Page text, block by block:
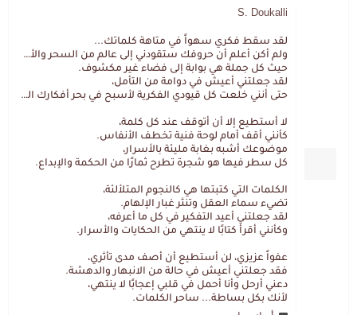
S. Doukalli
لقد سقط فكري سهواً في متاهة كلماتك...
ولم أكن أعلم أن حروفك ستقودني إلى عالم من السحر والألغاز،
حيث كل جملة هي بوابة إلى فضاء غير مكشوف.
لقد جعلتني أعيش في دوامة من التأمل،
حتى أنني خلعت كل قيودي الفكرية لأسبح في بحر أفكارك العميق.
لا أستطيع إلا أن أتوقف عند كل كلمة،
كأنني أقف أمام لوحة فنية تخطف الأنفاس.
موضوعك أشبه بغابة مليئة بالأسرار،
كل سطر فيها هو شجرة تطرح ثمارًا من الحكمة والإبداع.
الكلمات التي كتبتها هي كالنجوم المتلألئة،
تضيء سماء العقل وتنثر غبار الإلهام.
لقد جعلتني أعيد التفكير في كل ما أعرفه،
وكأنني أقرأ كتابًا لا ينتهي من الحكايات والأسرار.
عفواً عزيزي، لن أستطيع أن أصف مدى تأثري،
فقد جعلتني أعيش في حالة من الانبهار والدهشة.
دعني أرحل وأنا أحمل في قلبي إعجابًا لا ينتهي،
لأنك بكل بساطة... ساحر الكلمات.